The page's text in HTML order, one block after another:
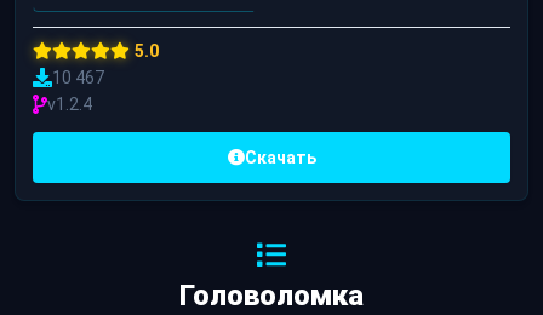
5.0
10 467
v1.2.4
Скачать
Головоломка